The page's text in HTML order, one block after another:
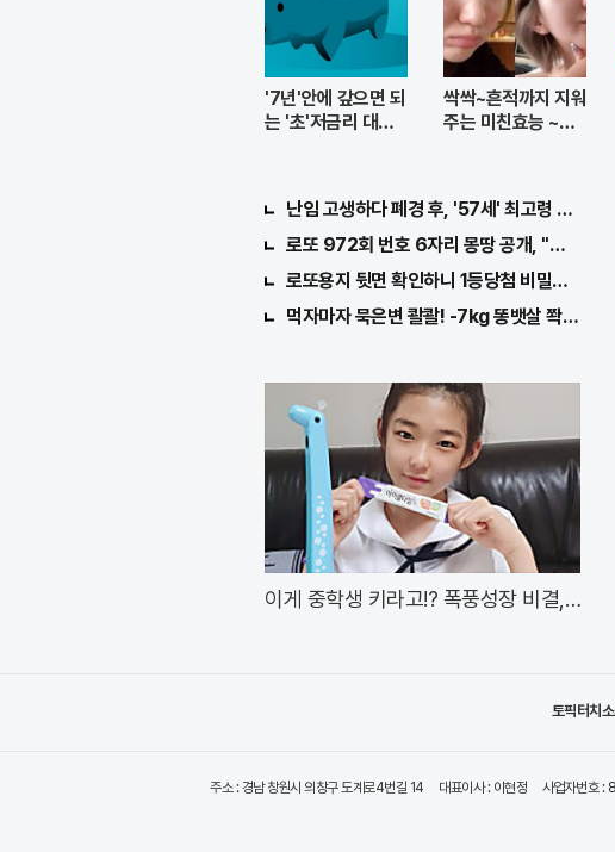
'7년'안에 갚으면 되
는 '초'저금리 대출
싹싹~흔적까지 지워
주는 미친효능 ~모
난임 고생하다 폐경 후, '57세' 최고령 쌍둥이
로또 972회 번호 6자리 몽땅 공개, "오늘만"
로또용지 뒷면 확인하니 1등당첨 비밀열쇠 발
먹자마자 묵은변 콸콸! -7kg 똥뱃살 쫙빠져!
이게 중학생 키라고!? 폭풍성장 비결,
토픽터치
주소 : 경남 창원시 의창구 도계로4번길 14 대표이사 : 이현정 사업자번호